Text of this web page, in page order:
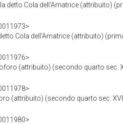
detto Cola dell'Amatrice (attribuito)
Cola dell'Amatrice (attribuito)
(attribuito) (secondo quarto sec.
(attribuito) (secondo quarto sec.